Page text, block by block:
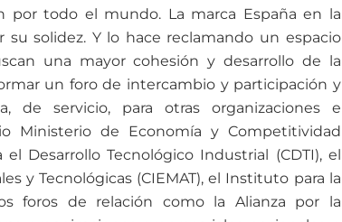
todo el mundo. La marca España en la
solidez. Y lo hace reclamando un espacio
una mayor cohesión y desarrollo de la
un foro de intercambio y participación y
de servicio, para otras organizaciones e
Ministerio de Economía y Competitividad
Desarrollo Tecnológico Industrial (CDTI), el
y Tecnológicas (CIEMAT), el Instituto para la
foros de relación como la Alianza por la